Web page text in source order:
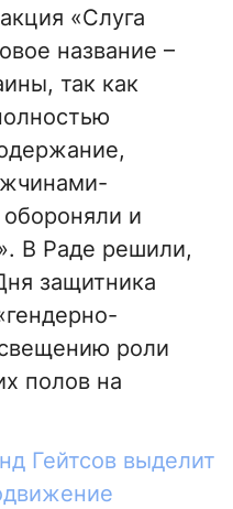
«Слуга
название –
так как
и
В Раде решили,
защитника
роли
полов на
Гейтсов выделит